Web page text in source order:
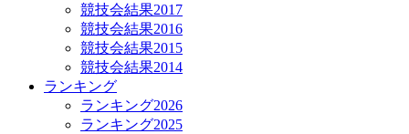
競技会結果2017
競技会結果2016
競技会結果2015
競技会結果2014
ランキング
ランキング2026
ランキング2025